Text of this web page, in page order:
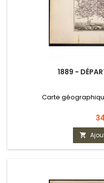
1889 -
Carte
